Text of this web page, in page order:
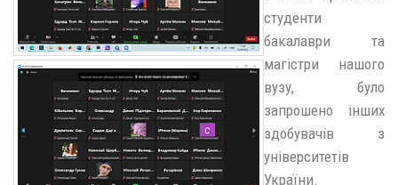
студенти
бакалаври та
магістри нашого
вузу, було
запрошено інших
здобувачів з
університетів
України.